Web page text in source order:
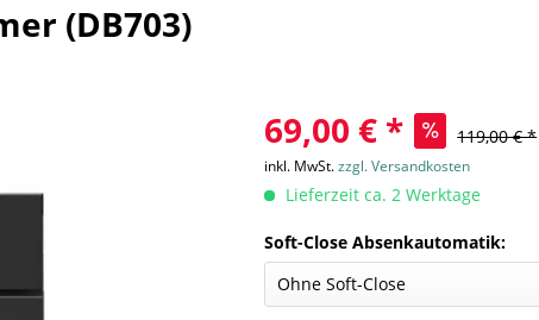
(DB703)
69,00 € * 119,00 € *
inkl. MwSt.zzgl. Versandkosten
Lieferzeit ca. 2 Werktage
Soft-Close Absenkautomatik: